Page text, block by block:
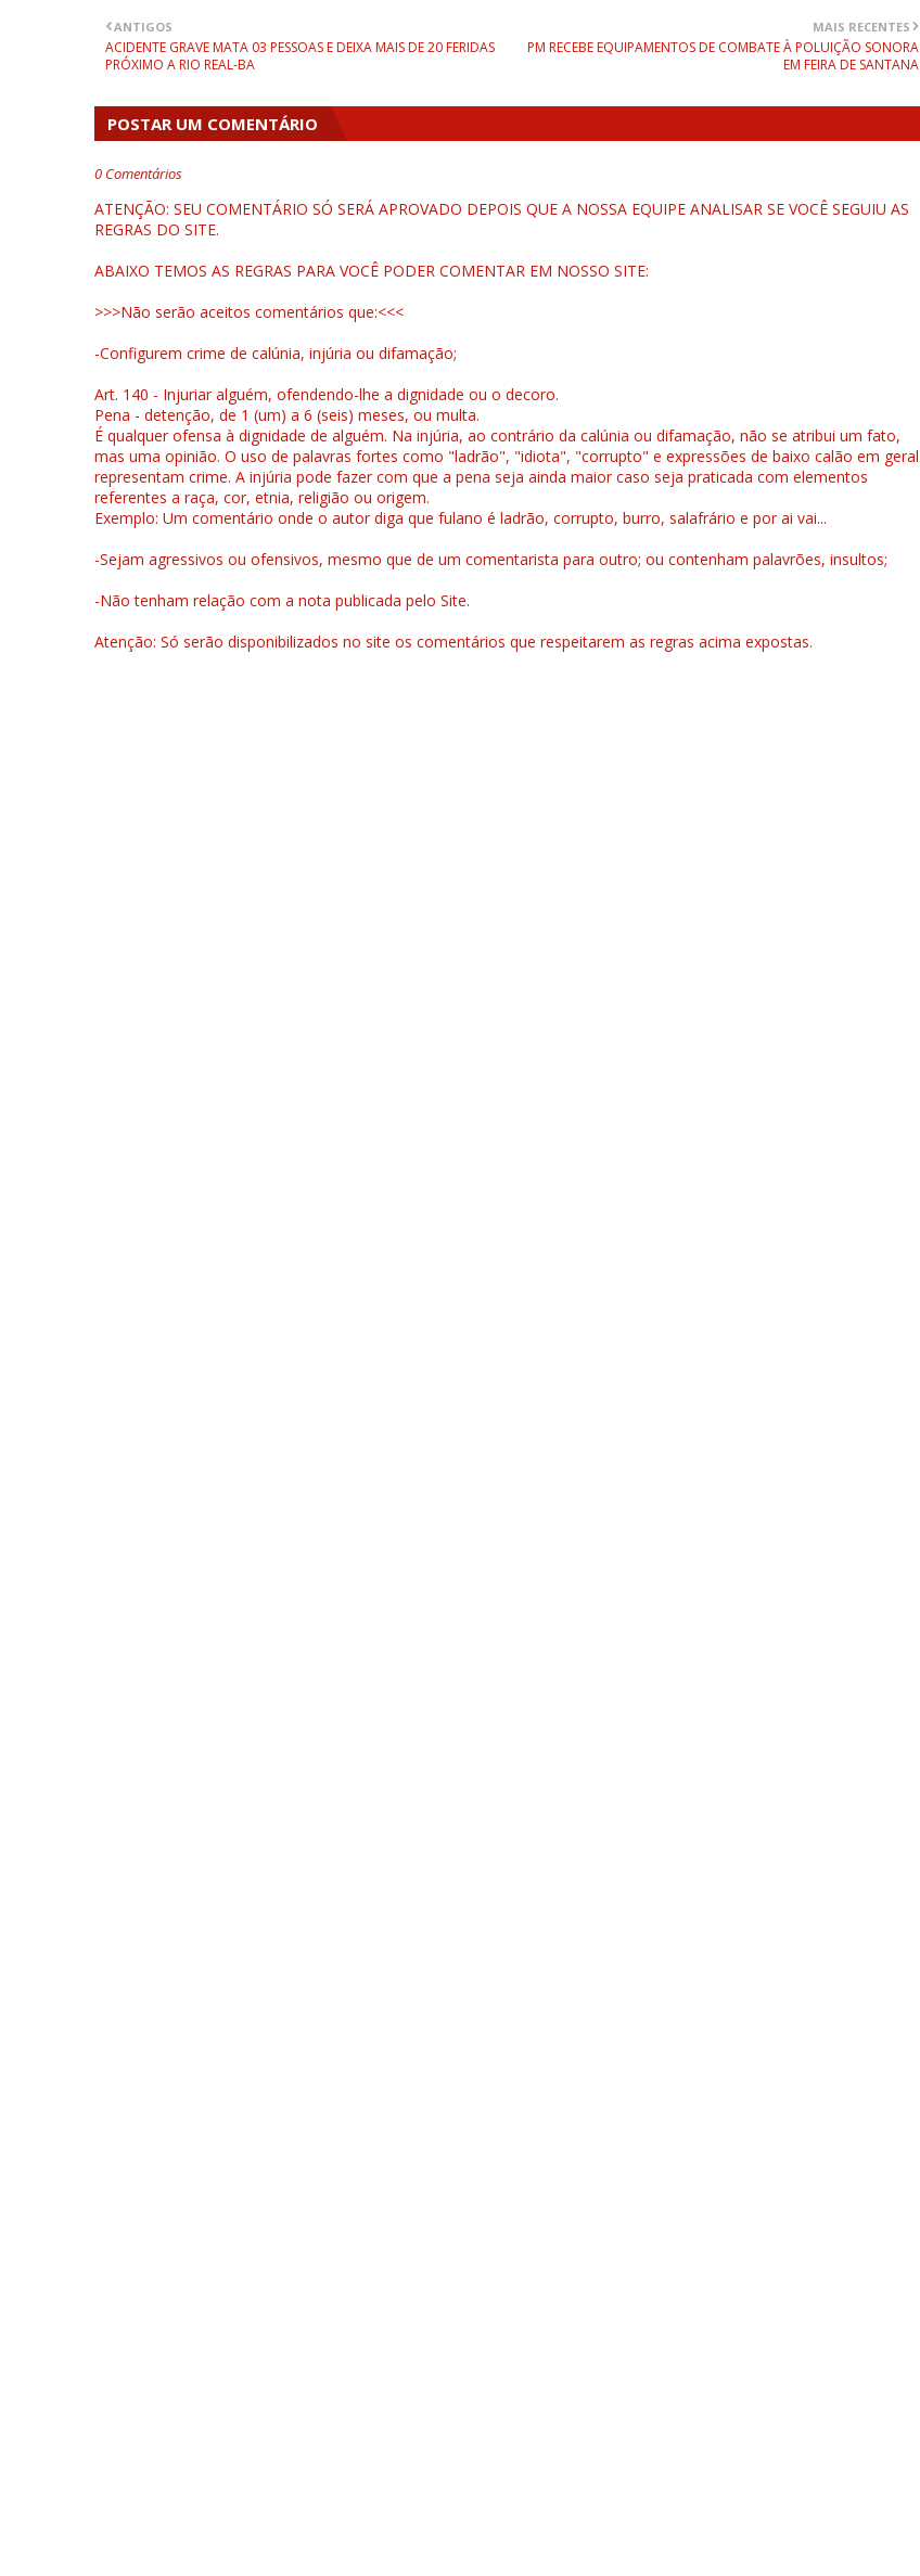
MAIS RECENTES
PM RECEBE EQUIPAMENTOS DE COMBATE À POLUIÇÃO SONORA
EM FEIRA DE SANTANA
ANTIGOS
ACIDENTE GRAVE MATA 03 PESSOAS E DEIXA MAIS DE 20 FERIDAS
PRÓXIMO A RIO REAL-BA
POSTAR UM COMENTÁRIO
0 Comentários
ATENÇÃO: SEU COMENTÁRIO SÓ SERÁ APROVADO DEPOIS QUE A NOSSA EQUIPE ANALISAR SE VOCÊ SEGUIU AS
REGRAS DO SITE.
ABAIXO TEMOS AS REGRAS PARA VOCÊ PODER COMENTAR EM NOSSO SITE:
>>>Não serão aceitos comentários que:<<<
-Configurem crime de calúnia, injúria ou difamação;
Art. 140 - Injuriar alguém, ofendendo-lhe a dignidade ou o decoro.
Pena - detenção, de 1 (um) a 6 (seis) meses, ou multa.
É qualquer ofensa à dignidade de alguém. Na injúria, ao contrário da calúnia ou difamação, não se atribui um fato,
mas uma opinião. O uso de palavras fortes como "ladrão", "idiota", "corrupto" e expressões de baixo calão em geral
representam crime. A injúria pode fazer com que a pena seja ainda maior caso seja praticada com elementos
referentes a raça, cor, etnia, religião ou origem.
Exemplo: Um comentário onde o autor diga que fulano é ladrão, corrupto, burro, salafrário e por ai vai...
-Sejam agressivos ou ofensivos, mesmo que de um comentarista para outro; ou contenham palavrões, insultos;
-Não tenham relação com a nota publicada pelo Site.
Atenção: Só serão disponibilizados no site os comentários que respeitarem as regras acima expostas.